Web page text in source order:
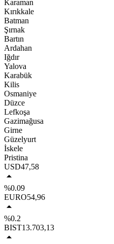
Karaman
Kırıkkale
Batman
Şırnak
Bartın
Ardahan
Iğdır
Yalova
Karabük
Kilis
Osmaniye
Düzce
Lefkoşa
Gazimağusa
Girne
Güzelyurt
İskele
Pristina
USD47,58
%0.09
EURO54,96
%0.2
BIST13.703,13